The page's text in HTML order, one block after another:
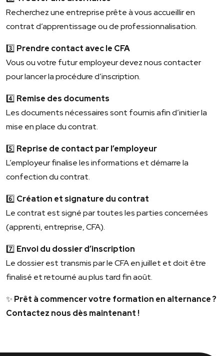
Recherchez une entreprise prête à vous accueillir en
contrat d’apprentissage ou de professionnalisation.
3️⃣ Prendre contact avec le CFA
Vous ou votre futur employeur devez nous contacter
pour lancer la procédure d’inscription.
4️⃣ Remise des documents
Les documents nécessaires sont fournis afin d’initier la
mise en place du contrat.
5️⃣ Reprise de contact par l’employeur
L’employeur finalise les informations et démarre la
confection du contrat.
6️⃣ Création et signature du contrat
Le contrat est signé par toutes les parties concernées
(apprenti, entreprise, CFA).
7️⃣ Envoi du dossier d’inscription
Le dossier est transmis par le CFA en juillet et doit être
finalisé et retourné au plus tard fin août.
✨ Prêt à commencer votre formation en alternance ?
Contactez nous dès maintenant !